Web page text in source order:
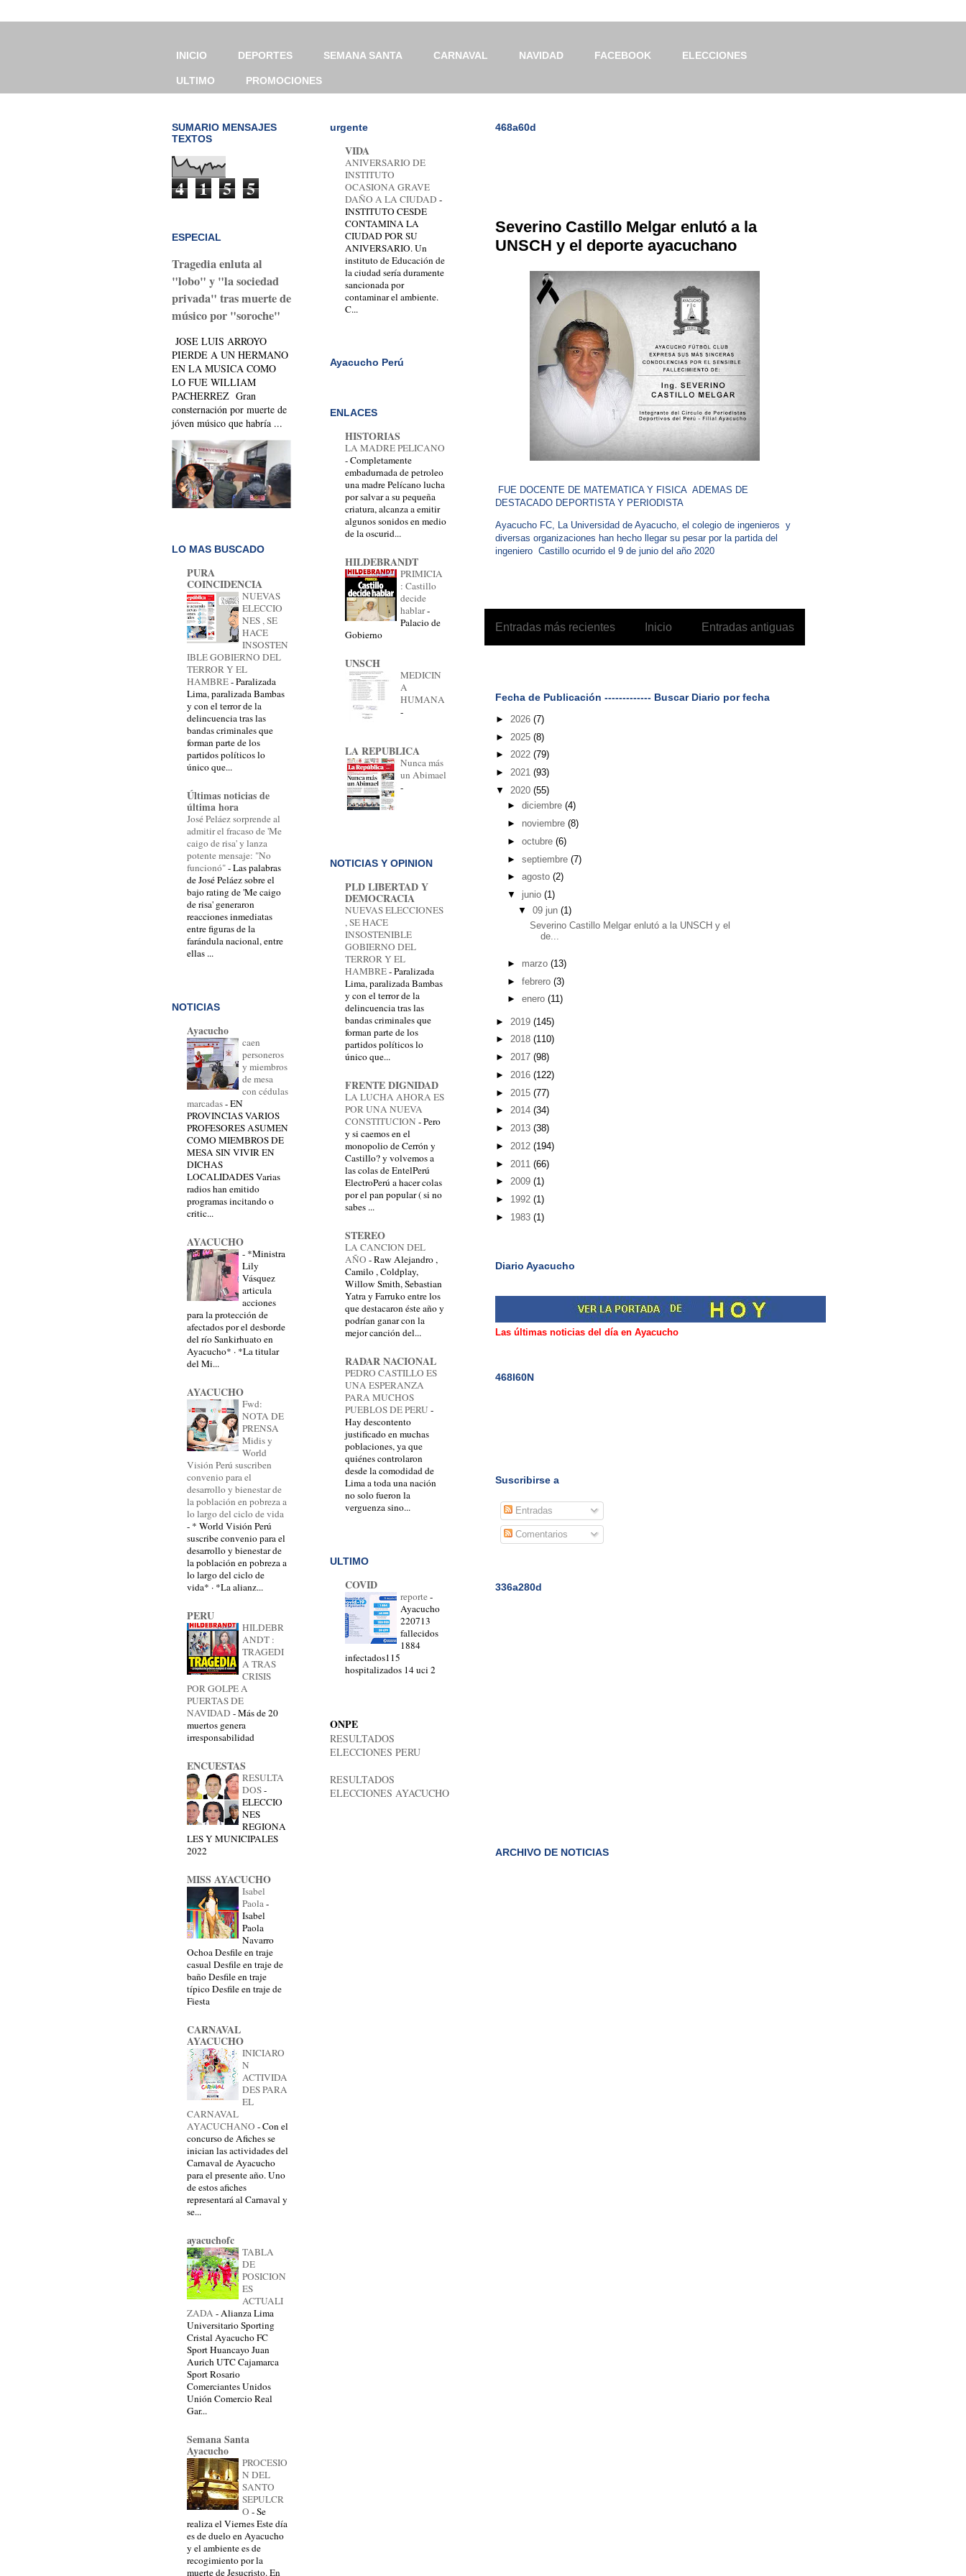
INICIO DEPORTES SEMANA SANTA CARNAVAL NAVIDAD FACEBOOK ELECCIONES
ULTIMO PROMOCIONES
468a60d
Severino Castillo Melgar enlutó a la
UNSCH y el deporte ayacuchano
FUE DOCENTE DE MATEMATICA Y FISICA ADEMAS DE
DESTACADO DEPORTISTA Y PERIODISTA
Ayacucho FC, La Universidad de Ayacucho, el colegio de ingenieros y
diversas organizaciones han hecho llegar su pesar por la partida del
ingeniero Castillo ocurrido el 9 de junio del año 2020
Entradas más recientes Entradas antiguas
Inicio
Fecha de Publicación ------------- Buscar Diario por fecha
► 2026 (7)
► 2025 (8)
► 2022 (79)
► 2021 (93)
▼ 2020 (55)
► diciembre (4)
► noviembre (8)
► octubre (6)
► septiembre (7)
► agosto (2)
▼ junio (1)
▼09 jun(1)
Severino Castillo Melgar enlutó a la UNSCH y el
de...
► marzo (13)
► febrero (3)
► enero (11)
► 2019 (145)
► 2018 (110)
► 2017 (98)
► 2016 (122)
► 2015 (77)
► 2014 (34)
► 2013 (38)
► 2012 (194)
► 2011 (66)
► 2009 (1)
► 1992 (1)
► 1983 (1)
Diario Ayacucho
Las últimas noticias del día en Ayacucho
468I60N
Suscribirse a
Entradas
Comentarios
336a280d
ARCHIVO DE NOTICIAS
SUMARIO MENSAJES
TEXTOS
4 1 5 5
ESPECIAL
Tragedia enluta al
"lobo" y "la sociedad
privada" tras muerte de
músico por "soroche"
JOSE LUIS ARROYO
PIERDE A UN HERMANO
EN LA MUSICA COMO
LO FUE WILLIAM
PACHERREZ Gran
consternación por muerte de
jóven músico que habría ...
LO MAS BUSCADO
PURA
COINCIDENCIA
NUEVAS
ELECCIO
NES , SE
HACE
INSOSTEN
IBLE GOBIERNO DEL
TERROR Y EL
HAMBRE-Paralizada
Lima, paralizada Bambas
y con el terror de la
delincuencia tras las
bandas criminales que
forman parte de los
partidos políticos lo
único que...
Últimas noticias de
última hora
José Peláez sorprende al
admitir el fracaso de 'Me
caigo de risa' y lanza
potente mensaje: "No
funcionó"-Las palabras
de José Peláez sobre el
bajo rating de 'Me caigo
de risa' generaron
reacciones inmediatas
entre figuras de la
farándula nacional, entre
ellas ...
NOTICIAS
Ayacucho
caen
personeros
y miembros
de mesa
con cédulas
marcadas-EN
PROVINCIAS VARIOS
PROFESORES ASUMEN
COMO MIEMBROS DE
MESA SIN VIVIR EN
DICHAS
LOCALIDADES Varias
radios han emitido
programas incitando o
critic...
AYACUCHO
- *Ministra
Lily
Vásquez
articula
acciones
para la protección de
afectados por el desborde
del río Sankirhuato en
Ayacucho* · *La titular
del Mi...
AYACUCHO
Fwd:
NOTA DE
PRENSA
Midis y
World
Visión Perú suscriben
convenio para el
desarrollo y bienestar de
la población en pobreza a
lo largo del ciclo de vida
- * World Visión Perú
suscribe convenio para el
desarrollo y bienestar de
la población en pobreza a
lo largo del ciclo de
vida* · *La alianz...
PERU
HILDEBR
ANDT :
TRAGEDI
A TRAS
CRISIS
POR GOLPE A
PUERTAS DE
NAVIDAD -Más de 20
muertos genera
irresponsabilidad
ENCUESTAS
RESULTA
DOS-
ELECCIO
NES
REGIONA
LES Y MUNICIPALES
2022
MISS AYACUCHO
Isabel
Paola -
Isabel
Paola
Navarro
Ochoa Desfile en traje
casual Desfile en traje de
baño Desfile en traje
típico Desfile en traje de
Fiesta
CARNAVAL
AYACUCHO
INICIARO
N
ACTIVIDA
DES PARA
EL
CARNAVAL
AYACUCHANO -Con el
concurso de Afiches se
inician las actividades del
Carnaval de Ayacucho
para el presente año. Uno
de estos afiches
representará al Carnaval y
se...
ayacuchofc
TABLA
DE
POSICION
ES
ACTUALI
ZADA - Alianza Lima
Universitario Sporting
Cristal Ayacucho FC
Sport Huancayo Juan
Aurich UTC Cajamarca
Sport Rosario
Comerciantes Unidos
Unión Comercio Real
Gar...
Semana Santa
Ayacucho
PROCESIO
N DEL
SANTO
SEPULCR
O -Se
realiza el Viernes Este día
es de duelo en Ayacucho
y el ambiente es de
recogimiento por la
muerte de Jesucristo. En
urgente
VIDA
ANIVERSARIO DE
INSTITUTO
OCASIONA GRAVE
DAÑO A LA CIUDAD -
INSTITUTO CESDE
CONTAMINA LA
CIUDAD POR SU
ANIVERSARIO. Un
instituto de Educación de
la ciudad sería duramente
sancionada por
contaminar el ambiente.
C...
Ayacucho Perú
ENLACES
HISTORIAS
LA MADRE PELICANO
-Completamente
embadurnada de petroleo
una madre Pelícano lucha
por salvar a su pequeña
criatura, alcanza a emitir
algunos sonidos en medio
de la oscurid...
HILDEBRANDT
PRIMICIA
: Castillo
decide
hablar-
Palacio de
Gobierno
UNSCH
MEDICIN
A
HUMANA
-
LA REPUBLICA
Nunca más
un Abimael
-
NOTICIAS Y OPINION
PLD LIBERTAD Y
DEMOCRACIA
NUEVAS ELECCIONES
, SE HACE
INSOSTENIBLE
GOBIERNO DEL
TERROR Y EL
HAMBRE-Paralizada
Lima, paralizada Bambas
y con el terror de la
delincuencia tras las
bandas criminales que
forman parte de los
partidos políticos lo
único que...
FRENTE DIGNIDAD
LA LUCHA AHORA ES
POR UNA NUEVA
CONSTITUCION -Pero
y si caemos en el
monopolio de Cerrón y
Castillo? y volvemos a
las colas de EntelPerú
ElectroPerú a hacer colas
por el pan popular ( si no
sabes ...
STEREO
LA CANCION DEL
AÑO -Raw Alejandro ,
Camilo , Coldplay,
Willow Smith, Sebastian
Yatra y Farruko entre los
que destacaron éste año y
podrían ganar con la
mejor canción del...
RADAR NACIONAL
PEDRO CASTILLO ES
UNA ESPERANZA
PARA MUCHOS
PUEBLOS DE PERU -
Hay descontento
justificado en muchas
poblaciones, ya que
quiénes controlaron
desde la comodidad de
Lima a toda una nación
no solo fueron la
verguenza sino...
ULTIMO
COVID
reporte-
Ayacucho
220713
fallecidos
1884
infectados115
hospitalizados 14 uci 2
ONPE
RESULTADOS
ELECCIONES PERU
RESULTADOS
ELECCIONES AYACUCHO